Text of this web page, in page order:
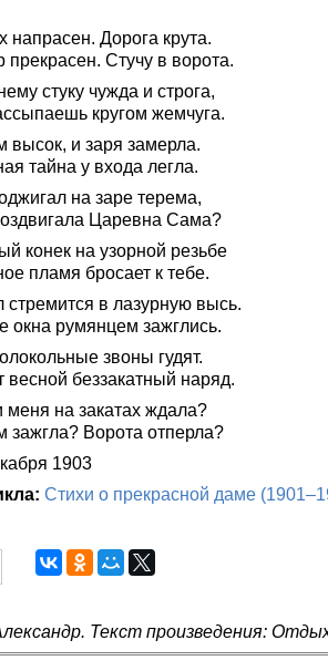
напрасен. Дорога крута.
прекрасен. Стучу в ворота.
стуку чужда и строга,
кругом жемчуга.
высок, и заря замерла.
тайна у входа легла.
на заре терема,
Царевна Сама?
конек на узорной резьбе
пламя бросает к тебе.
стремится в лазурную высь.
окна румянцем зажглись.
звоны гудят.
весной беззакатный наряд.
меня на закатах ждала?
зажгла? Ворота отперла?
1903
Стихи о прекрасной даме
Текст произведения: